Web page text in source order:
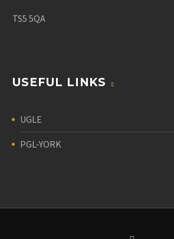
TS5 5QA
USEFUL LINKS
UGLE
PGL-YORK